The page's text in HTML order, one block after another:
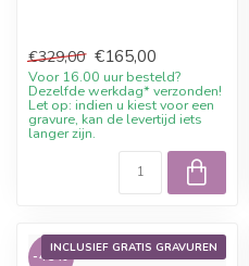
€329,00 €165,00
Voor 16.00 uur besteld?
Dezelfde werkdag* verzonden!
Let op: indien u kiest voor een
gravure, kan de levertijd iets
langer zijn.
INCLUSIEF GRATIS GRAVUREN
-45%